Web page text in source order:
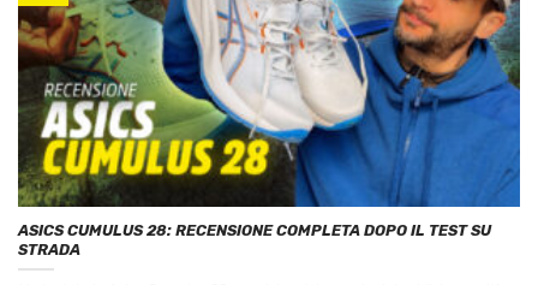
ASICS CUMULUS 28: RECENSIONE COMPLETA DOPO IL TEST SU
STRADA